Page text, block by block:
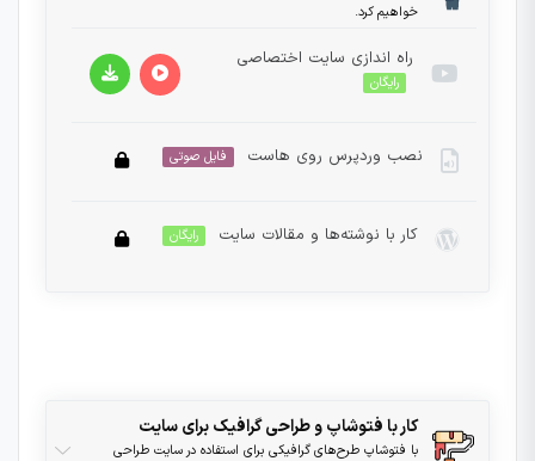
خواهیم کرد.
راه اندازی سایت اختصاصی
رایگان
نصب وردپرس روی هاست فایل صوتی
این بخش خصوصی می باشد. برای دسترسی کامل به
کار با نوشته‌ها و مقالات سایت رایگان
کار با فتوشاپ و طراحی گرافیک برای سایت
با فتوشاپ طرح‌های گرافیکی برای استفاده در سایت طراحی